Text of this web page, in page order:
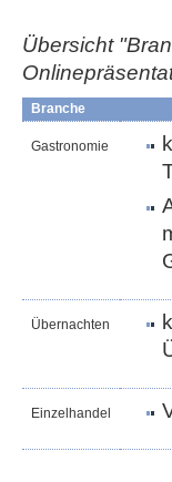
Übersicht
Branche
Gastronomie
Übernachten
Einzelhandel